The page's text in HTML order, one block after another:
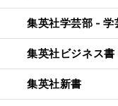
集英社学芸部 - 学
集英社ビジネス書
集英社新書